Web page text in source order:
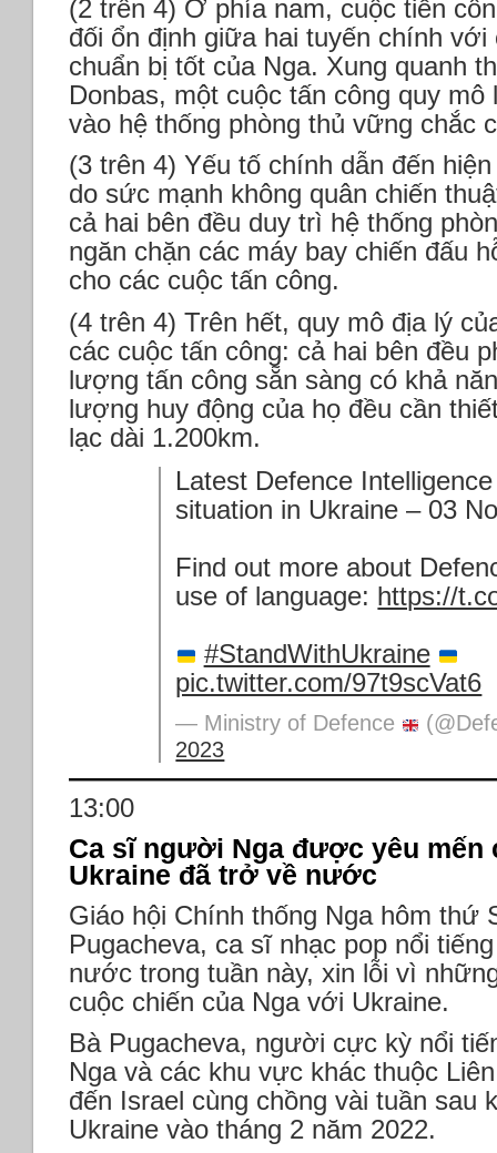
(2 trên 4) Ở phía nam, cuộc tiến
đối ổn định giữa hai tuyến chính
chuẩn bị tốt của Nga. Xung quanh
Donbas, một cuộc tấn công quy
vào hệ thống phòng thủ vững chắc
(3 trên 4) Yếu tố chính dẫn đến
do sức mạnh không quân chiến
cả hai bên đều duy trì hệ thống
ngăn chặn các máy bay chiến đấu
cho các cuộc tấn công.
(4 trên 4) Trên hết, quy mô địa lý
các cuộc tấn công: cả hai bên đều
lượng tấn công sẵn sàng có khả
lượng huy động của họ đều cần
lạc dài 1.200km.
Latest Defence
situation in Ukraine – 03
Find out more about
use of language: https://
#StandWithUkraine
pic.twitter.com/97t9scVat6
— Ministry of Defence
2023
13:00
Ca sĩ người Nga được yêu mến
Ukraine đã trở về nước
Giáo hội Chính thống Nga hôm thứ
Pugacheva, ca sĩ nhạc pop nổi
nước trong tuần này, xin lỗi vì
cuộc chiến của Nga với Ukraine.
Bà Pugacheva, người cực kỳ nổi
Nga và các khu vực khác thuộc
đến Israel cùng chồng vài tuần sau
Ukraine vào tháng 2 năm 2022.